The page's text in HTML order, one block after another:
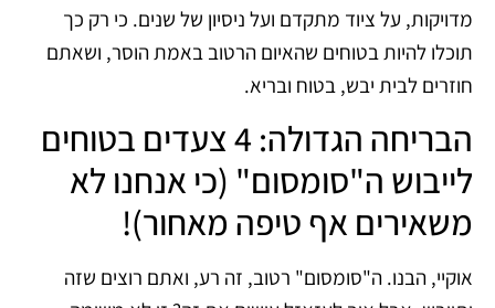
מדויקות, על ציוד מתקדם ועל ניסיון של שנים. כי רק כך
תוכלו להיות בטוחים שהאיום הרטוב באמת הוסר, ושאתם
חוזרים לבית יבש, בטוח ובריא.
הבריחה הגדולה: 4 צעדים בטוחים
לייבוש ה"סומסום" (כי אנחנו לא
משאירים אף טיפה מאחור)!
אוקיי, הבנו. ה"סומסום" רטוב, זה רע, ואתם רוצים שזה